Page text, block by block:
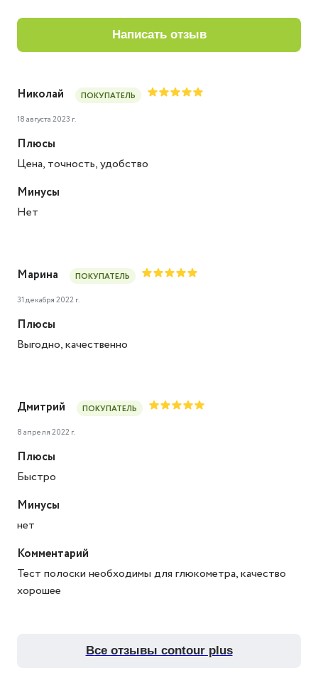
Николай ПОКУПАТЕЛЬ
18 августа 2023 г.
Плюсы
Цена, точность, удобство
Минусы
Нет
Марина ПОКУПАТЕЛЬ
31 декабря 2022 г.
Плюсы
Выгодно, качественно
Дмитрий ПОКУПАТЕЛЬ
8 апреля 2022 г.
Плюсы
Быстро
Минусы
нет
Комментарий
Тест полоски необходимы для глюкометра, качество
хорошее
все отзывы contour plus
написать отзыв